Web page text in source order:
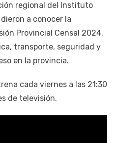
regional del Instituto
a conocer la
Provincial Censal 2024,
transporte, seguridad y
en la provincia.
cada viernes a las 21:30
de televisión.